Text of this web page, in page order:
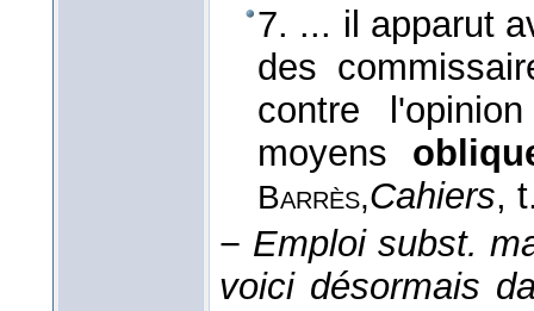
7. ... il apparut
des
contre
moyens
Barrès,Cahiers,
− Emploi subst.
voici désormais